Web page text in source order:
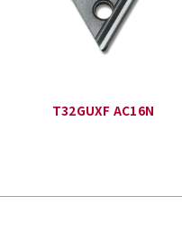
T32GUXF AC16N